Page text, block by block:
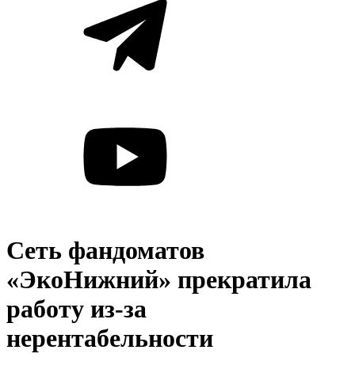
Сеть фандоматов
«ЭкоНижний» прекратила
работу из‑за
нерентабельности